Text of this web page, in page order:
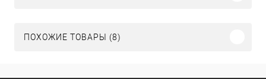
ПОХОЖИЕ ТОВАРЫ (8)